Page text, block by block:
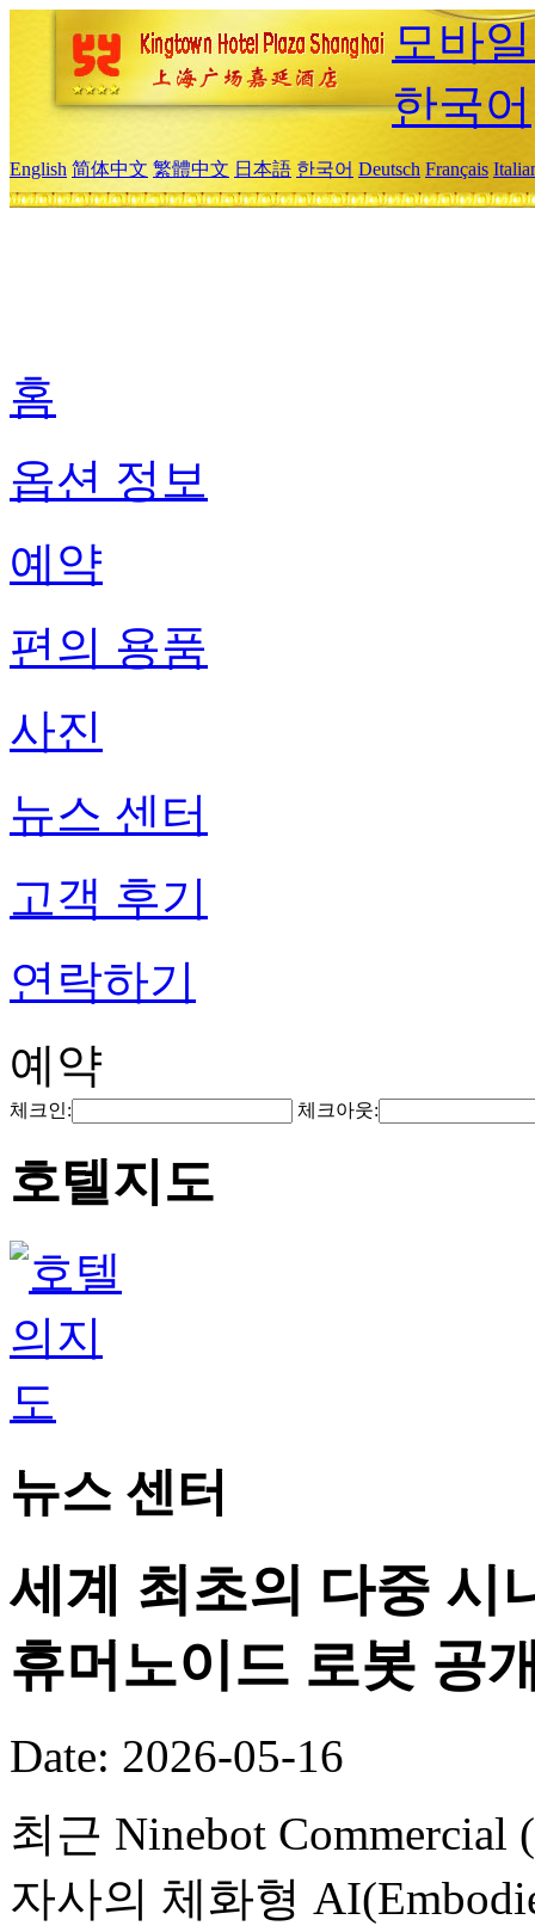
모바
한국어
English 简体中文 繁體中文 日本語 한국어 Deutsch Français
홈
옵션 정보
예약
편의 용품
사진
뉴스 센터
고객 후기
연락하기
예약
체크인: 체크아웃:
호텔지도
뉴스 센터
세계 최초의 다중 시
휴머노이드 로봇 공
Date: 2026-05-16
최근 Ninebot Commercial
자사의 체화형